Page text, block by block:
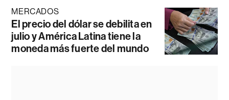
MERCADOS
El precio del dólar se debilita en
julio y América Latina tiene la
moneda más fuerte del mundo